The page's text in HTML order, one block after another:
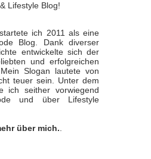
Lifestyle Blog!
ich 2011 als eine
Blog. Dank diverser
entwickelte sich der
und erfolgreichen
Slogan lautete von
teuer sein. Unter dem
ich seither vorwiegend
und über Lifestyle
über mich..